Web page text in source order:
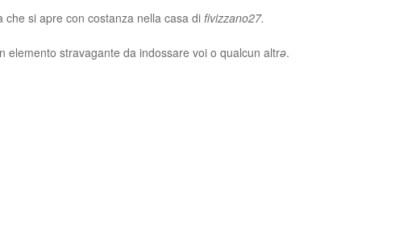
si apre con costanza nella casa di fivizzano27.
elemento stravagante da indossare voi o qualcun altrə.